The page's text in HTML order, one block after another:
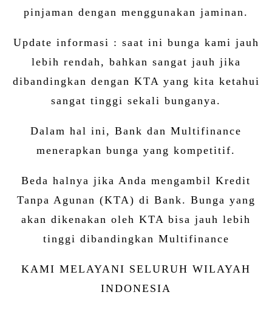
pinjaman dengan menggunakan jaminan.
Update informasi : saat ini bunga kami jauh
lebih rendah, bahkan sangat jauh jika
dibandingkan dengan KTA yang kita ketahui
sangat tinggi sekali bunganya.
Dalam hal ini, Bank dan Multifinance
menerapkan bunga yang kompetitif.
Beda halnya jika Anda mengambil Kredit
Tanpa Agunan (KTA) di Bank. Bunga yang
akan dikenakan oleh KTA bisa jauh lebih
tinggi dibandingkan Multifinance
KAMI MELAYANI SELURUH WILAYAH
INDONESIA